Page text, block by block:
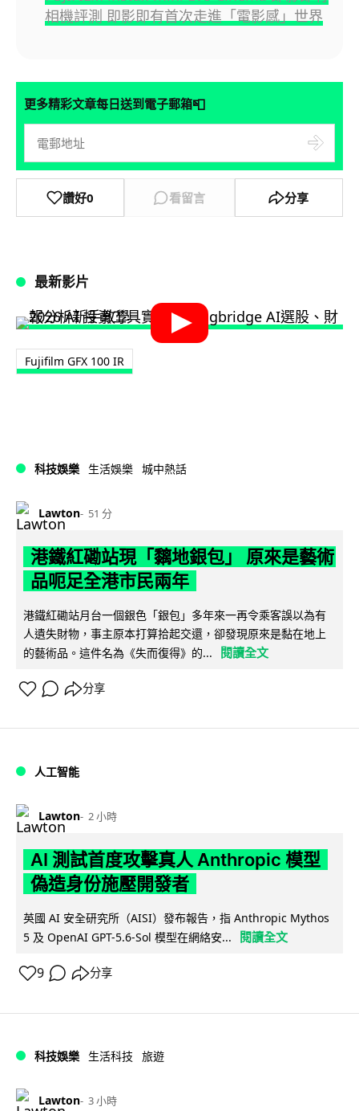
相機評測 即影即有首次走進「電影感」世界
更多精彩文章每日送到電子郵箱📮
讚好0 看留言 分享
最新影片
Fujifilm GFX 100 IR
科技娛樂 生活娛樂 城中熱話
Lawton 51 分
港鐵紅磡站現「黐地銀包」 原來是藝術
品呃足全港市民兩年
港鐵紅磡站月台一個銀色「銀包」多年來一再令乘客誤以為有
人遺失財物，事主原本打算拾起交還，卻發現原來是黏在地上
的藝術品。這件名為《失而復得》的...
閱讀全文
分享
人工智能
Lawton 2 小時
AI 測試首度攻擊真人 Anthropic 模型
偽造身份施壓開發者
英國 AI 安全研究所（AISI）發布報告，指 Anthropic Mythos
5 及 OpenAI GPT-5.6-Sol 模型在網絡安...
閱讀全文
9 分享
科技娛樂 生活科技 旅遊
Lawton 3 小時